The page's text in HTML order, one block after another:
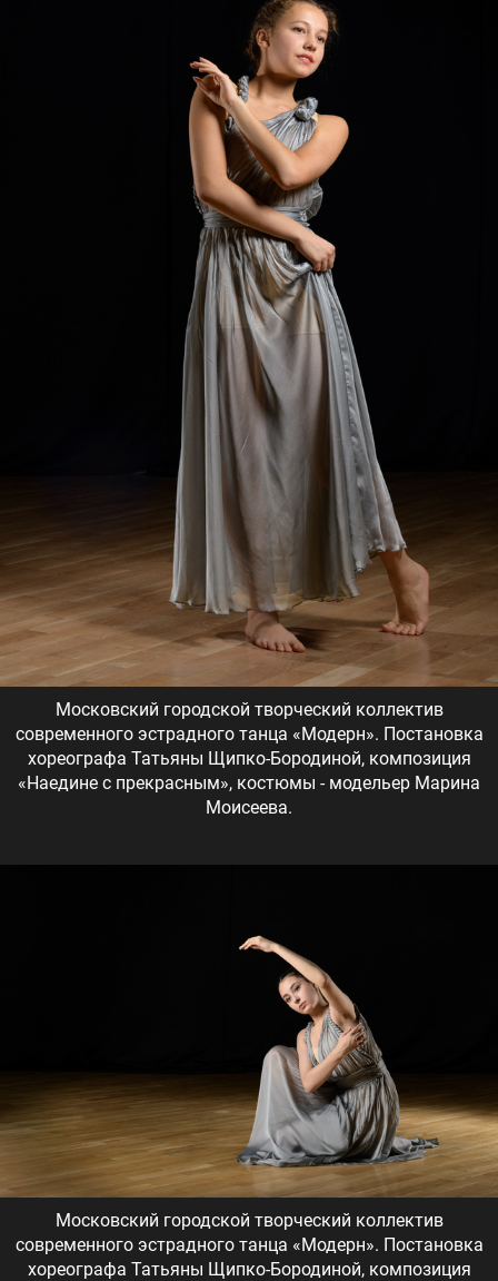
Московский городской творческий коллектив
современного эстрадного танца «Модерн». Постановка
хореографа Татьяны Щипко-Бородиной, композиция
«Наедине с прекрасным», костюмы - модельер Марина
Моисеева.
Московский городской творческий коллектив
современного эстрадного танца «Модерн». Постановка
хореографа Татьяны Щипко-Бородиной, композиция